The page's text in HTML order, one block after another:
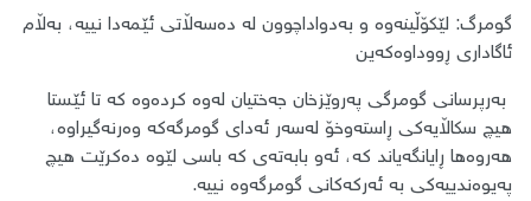
گومرگ: لێکۆڵینەوە و بەدواداچوون لە دەسەڵاتی ئێمەدا نییە، بەڵام
ئاگاداری ڕووداوەکەین
بەرپرسانی گومرگی پەروێزخان جەختیان لەوە کردەوە کە تا ئێستا
هیچ سکاڵایەکی ڕاستەوخۆ لەسەر ئەدای گومرگەکە وەرنەگیراوە،
هەروەها ڕایانگەیاند کە، ئەو بابەتەی کە باسی لێوە دەکرێت هیچ
پەیوەندییەکی بە ئەرکەکانی گومرگەوە نییە.